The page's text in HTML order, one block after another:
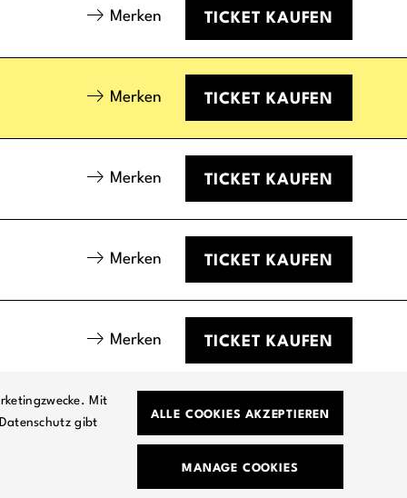
Merken TICKET KAUFEN
Merken TICKET KAUFEN
Merken TICKET KAUFEN
Merken TICKET KAUFEN
Merken TICKET KAUFEN
GEMEINSAME SACHE
DATENSCHUTZ
IMPRESSUM
Mit
gibt
ALLE COOKIES AKZEPTIEREN
MANAGE COOKIES